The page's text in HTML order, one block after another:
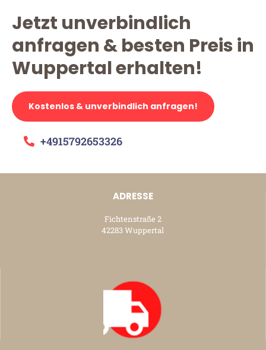
Jetzt unverbindlich
anfragen & besten Preis in
Wuppertal erhalten!
Kostenlos & unverbindlich anfragen!
+4915792653326
ADRESSE
Fichtenstraße 2
42283 Wuppertal